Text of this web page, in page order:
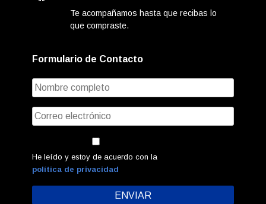
Te acompañamos hasta que recibas lo
que compraste.
Formulario de Contacto
He leído y estoy de acuerdo con la
política de privacidad